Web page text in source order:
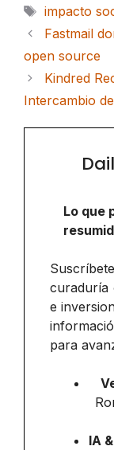
Etiquetas
impacto
Fastmail
open source
Kindred
Intercambio
Lo que
curaduría
e
para
IA